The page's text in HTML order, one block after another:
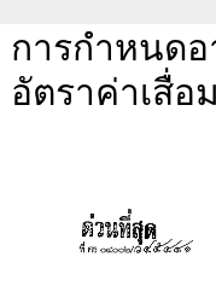
การกำหนด
อัตราค่าเสื่